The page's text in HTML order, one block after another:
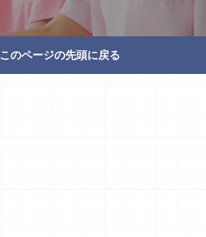
このページの先頭に戻る